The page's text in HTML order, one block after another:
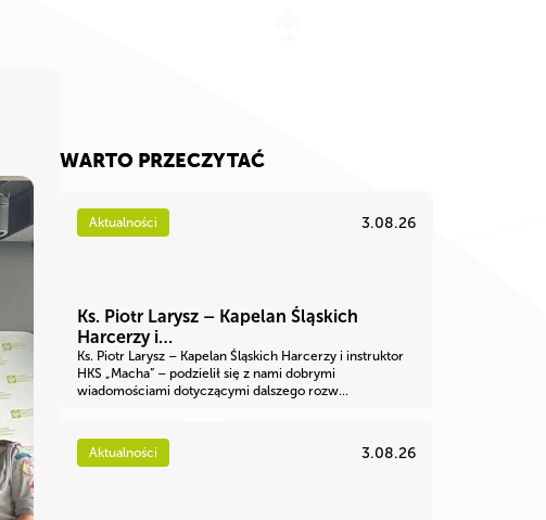
WARTO PRZECZYTAĆ
Aktualności 3.08.26
Ks. Piotr Larysz – Kapelan Śląskich
Harcerzy i…
Ks. Piotr Larysz – Kapelan Śląskich Harcerzy i instruktor
HKS „Macha” – podzielił się z nami dobrymi
wiadomościami dotyczącymi dalszego rozw...
Aktualności 3.08.26